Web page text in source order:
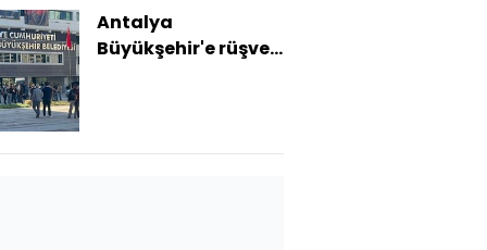
Antalya
Büyükşehir'e rüşvet